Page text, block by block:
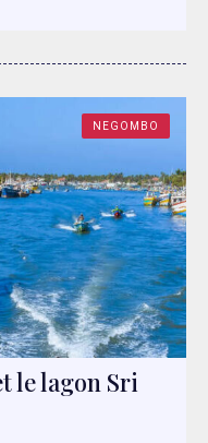
NEGOMBO
le lagon Sri